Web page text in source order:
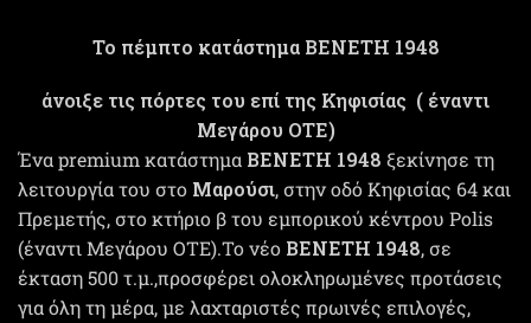
Το πέμπτο κατάστημα ΒΕΝΕΤΗ 1948
άνοιξε τις πόρτες του επί της Κηφισίας ( έναντι
Μεγάρου ΟΤΕ)
Ένα premium κατάστημα ΒΕΝΕΤΗ 1948 ξεκίνησε τη
λειτουργία του στο Μαρούσι, στην οδό Κηφισίας 64 και
Πρεμετής, στο κτήριο β του εμπορικού κέντρου Polis
(έναντι Mεγάρου ΟΤΕ).Το νέο ΒΕΝΕΤΗ 1948, σε
έκταση 500 τ.μ.,προσφέρει ολοκληρωμένες προτάσεις
για όλη τη μέρα, με λαχταριστές πρωινές επιλογές,